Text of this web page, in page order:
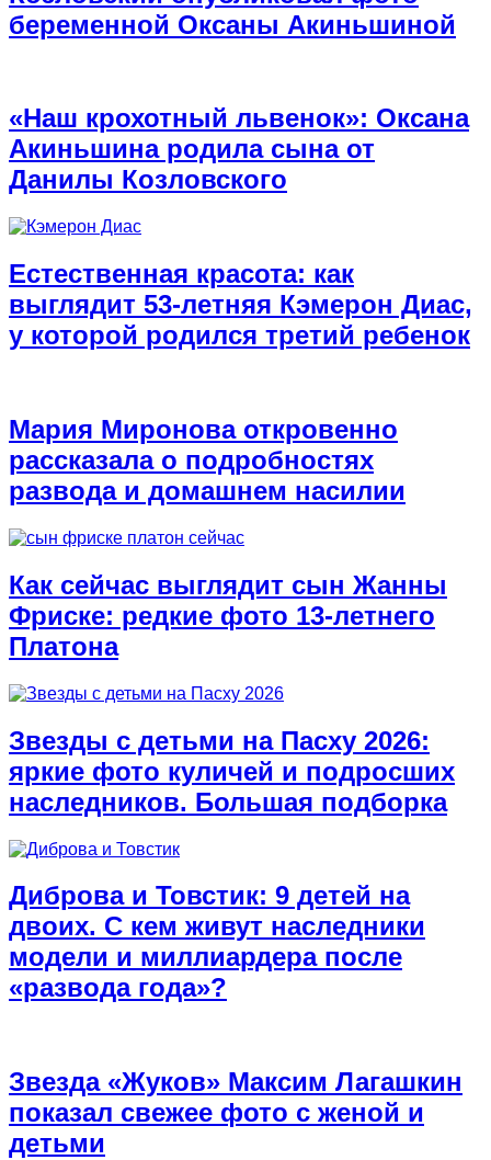
беременной Оксаны Акиньшиной
«Наш крохотный львенок»: Оксана
Акиньшина родила сына от
Данилы Козловского
Естественная красота: как
выглядит 53-летняя Кэмерон Диас,
у которой родился третий ребенок
Мария Миронова откровенно
рассказала о подробностях
развода и домашнем насилии
Как сейчас выглядит сын Жанны
Фриске: редкие фото 13-летнего
Платона
Звезды с детьми на Пасху 2026:
яркие фото куличей и подросших
наследников. Большая подборка
Диброва и Товстик: 9 детей на
двоих. С кем живут наследники
модели и миллиардера после
«развода года»?
Звезда «Жуков» Максим Лагашкин
показал свежее фото с женой и
детьми